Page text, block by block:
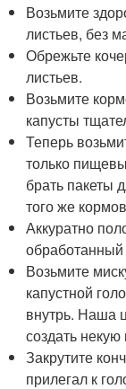
Возьмите
листьев, без
Обрежьте
листьев.
Возьмите
капусты
Теперь
только
брать пакеты
того же
Аккуратно
Возьмите
капустной
внутрь. Наша
создать некую
Закрутите
прилегал к